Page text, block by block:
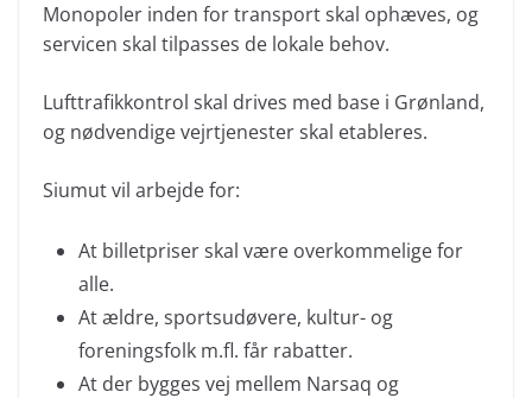
Monopoler inden for transport skal ophæves, og
servicen skal tilpasses de lokale behov.
Lufttrafikkontrol skal drives med base i Grønland,
og nødvendige vejrtjenester skal etableres.
Siumut vil arbejde for:
At billetpriser skal være overkommelige for
alle.
At ældre, sportsudøvere, kultur- og
foreningsfolk m.fl. får rabatter.
At der bygges vej mellem Narsaq og